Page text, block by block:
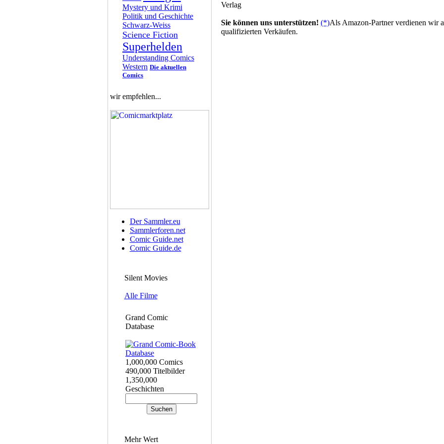
Mystery und Krimi
Politik und Geschichte
Schwarz-Weiss
Science Fiction
Superhelden
Understanding Comics
Western Die aktuellen
Comics
wir empfehlen...
Der Sammler.eu
Sammlerforen.net
Comic Guide.net
Comic Guide.de
Silent Movies
Alle Filme
Grand Comic
Database
1,000,000 Comics
490,000 Titelbilder
1,350,000
Geschichten
Mehr Wert
Verlag
Sie können uns unterstützen! (*)Als Amazon-Partner verdienen wir
qualifizierten Verkäufen.